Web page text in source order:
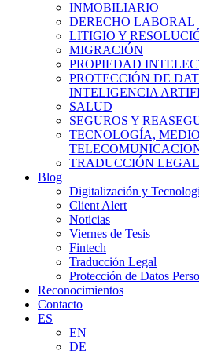
INMOBILIARIO
DERECHO LABORAL
LITIGIO Y
MIGRACIÓN
PROPIEDAD
PROTECCIÓN DE
INTELIGENCIA
SALUD
SEGUROS Y
TECNOLOGÍA,
TRADUCCIÓN LEGAL
Blog
Digitalización y
Client Alert
Noticias
Viernes de Tesis
Fintech
Traducción Legal
Protección de Datos
Reconocimientos
Contacto
ES
EN
DE